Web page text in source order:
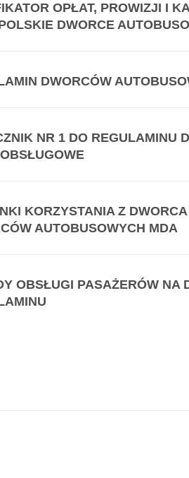
OPŁAT, PROWIZJI I
DWORCE
DWORCÓW
NR 1 DO REGULAMINU
KORZYSTANIA Z
AUTOBUSOWYCH MDA
OBSŁUGI PASAŻERÓW NA